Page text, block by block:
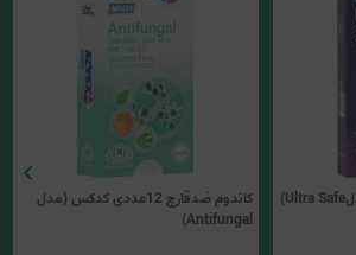
کاندوم ضدقارچ 12عددی کدکس (مدل
Antifungal)